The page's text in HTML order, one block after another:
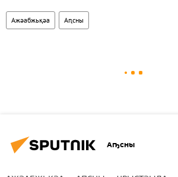
Ажәабжьқәа Аԥсны
Аҧсны